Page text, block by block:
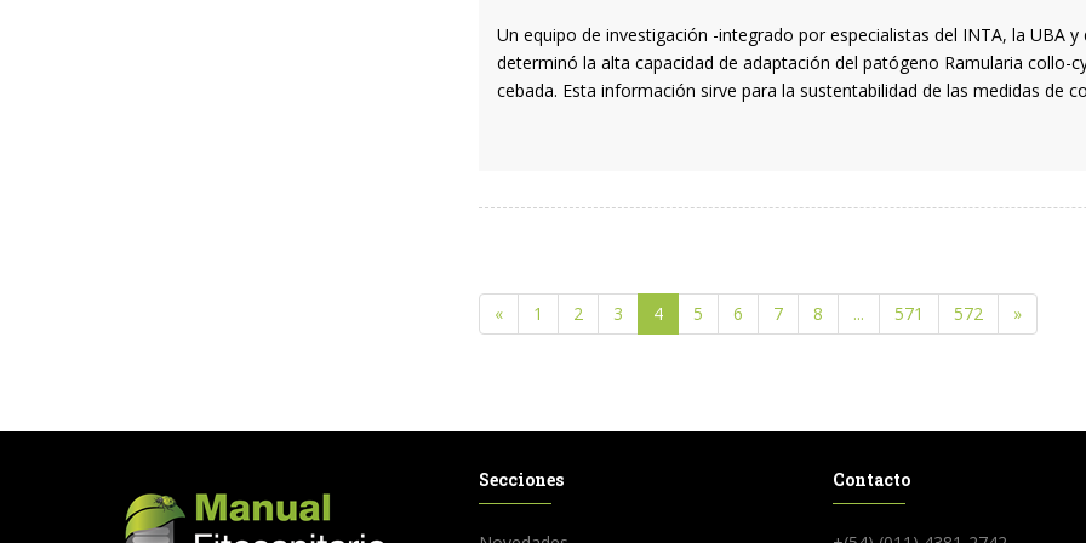
Un equipo de investigación -integrado por especialistas del INTA, la UBA
determinó la alta capacidad de adaptación del patógeno Ramularia collo-
cebada. Esta información sirve para la sustentabilidad de las medidas de
« 1 2 3 4 5 6 7 8 ... 571 572 »
Secciones Contacto